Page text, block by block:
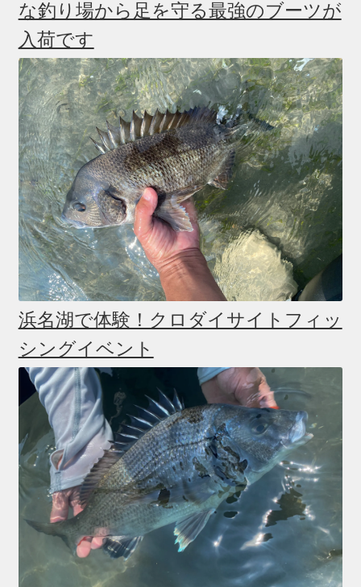
な釣り場から足を守る最強のブーツが
入荷です
浜名湖で体験！クロダイサイトフィッ
シングイベント